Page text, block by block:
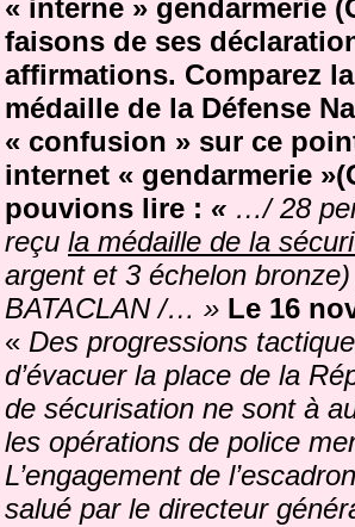
« interne » gendarmerie
faisons de ses
affirmations. Comparez
médaille de la Défense
« confusion » sur ce
internet « gendarmerie
pouvions lire : « …/ 28
reçula médaille de la
argent et 3 échelon
BATACLAN /… » Le 16
« Des progressions
d’évacuer la place de la
de sécurisation ne sont à
les opérations de police
L’engagement de
salué par le directeur